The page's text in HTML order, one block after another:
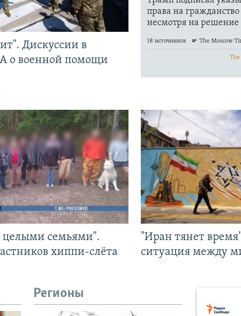
Дискуссии в
о военной помощи
целыми семьями".
хиппи-слёта
"Иран тянет
ситуация между
Регионы